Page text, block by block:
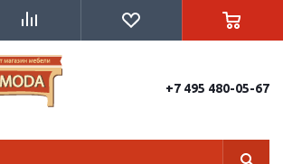
+7 495 480-05-67